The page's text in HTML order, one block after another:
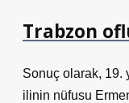
Trabzon
Sonuç olarak, 19.
ilinin nüfusu